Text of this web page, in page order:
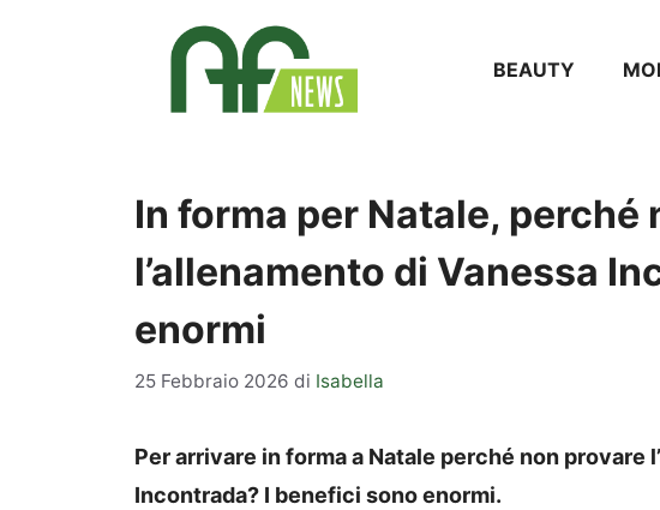
BEAUTY
In forma per Natale, perché
l’allenamento di Vanessa
enormi
25 Febbraio 2026 di Isabella
Per arrivare in forma a Natale perché non provare
Incontrada? I benefici sono enormi.